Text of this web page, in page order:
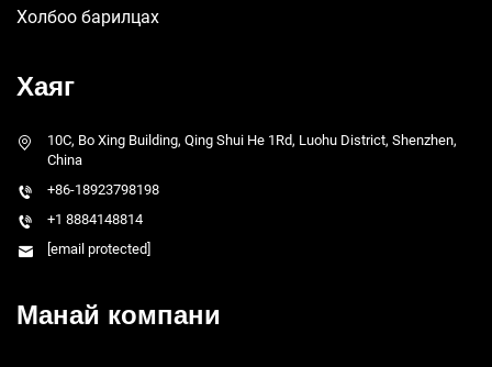
Холбоо барилцах
Хаяг
10C, Bo Xing Building, Qing Shui He 1Rd, Luohu District, Shenzhen,
China
+86-18923798198
+1 8884148814
[email protected]
Манай компани